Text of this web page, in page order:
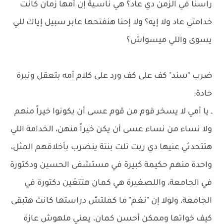
راسنا في الزمن دي عاد؟ هي ناسـية إن أمها زمان كانت
خدامتي عاد ولا إيه؟ ولا إحنا هنفتحها عابر سبيل إياك للي
يسوى واللي ميسواش؟
ضرب "سند" كف على كف ورد على كلام أمه بتعقل ونبرة
حادة:
ـ يا أمي لا يسخر قوم من قوم عسى أن يكونوا خيراً منهم
ولا نساء من نساء عسى أن يكن خيراً منهن، الخدامة اللي
هتتحدثي عنيها دي ربت تلت بنتة ينضرب بأخلاقهم المثل،
واحدة منهم حكيمة كبيرة في مستشفى الحسين ودكتورة
في الجامعة، واللصغيرة هي كمان هتتعَين دكتورة في
الجامعة، ولولا إن "نغم" ما كملتش دراستها كانت هتبقى
كيف خواتها وممكن أحسن كمان، يعني ملهوش عازة